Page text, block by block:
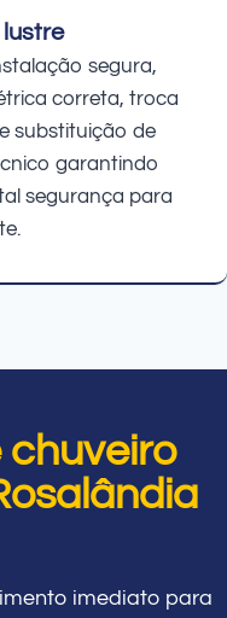
segura,
correta, troca
substituição de
garantindo
segurança para
imediato para